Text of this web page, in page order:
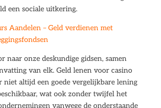
een sociale uitkering.
Aandelen – Geld verdienen met
naar onze deskundige gidsen, samen
van elk. Geld lenen voor casino
niet altijd een goede vergelijkbare lening
wat ook zonder twijfel het
vanwege de onderstaande